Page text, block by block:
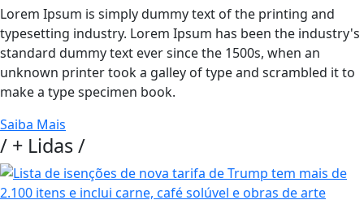
Lorem Ipsum is simply dummy text of the printing and
typesetting industry. Lorem Ipsum has been the industry's
standard dummy text ever since the 1500s, when an
unknown printer took a galley of type and scrambled it to
make a type specimen book.
Saiba Mais
/ + Lidas/